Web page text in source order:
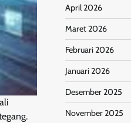
April 2026
Maret 2026
Februari 2026
Januari 2026
Desember 2025
November 2025